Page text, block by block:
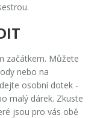
začátkem. Můžete
nebo na
osobní dotek -
malý dárek. Zkuste
jsou pro vás obě